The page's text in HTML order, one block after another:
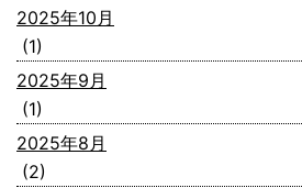
2025年10月
(1)
2025年9月
(1)
2025年8月
(2)